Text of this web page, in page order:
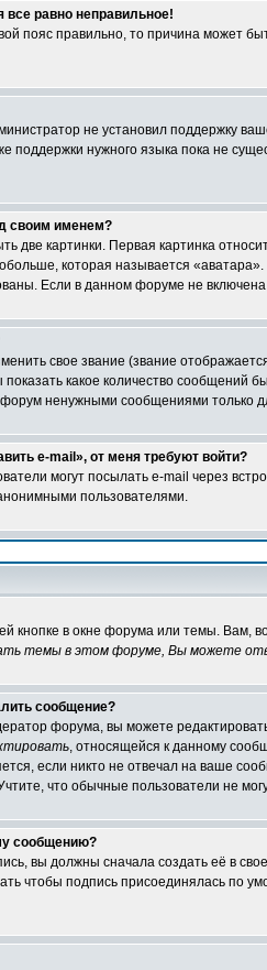
все равно неправильное!
пояс правильно, то причина может
не установил поддержку
поддержки нужного языка пока не
своим именем?
две картинки. Первая картинка
которая называется
Если в данном форуме не
свое звание (звание
какое количество
ненужными сообщениями только
e-mail», от меня требуют войти?
могут посылать e-mail через
пользователями.
кнопке в окне форума или темы. Вам,
темы в этом форуме, Вы можете
сообщение?
форума, вы можете
, относящейся к данному
если никто не отвечал на ваше
что обычные пользователи не
сообщению?
вы должны сначала создать её в
чтобы подпись присоединялась по